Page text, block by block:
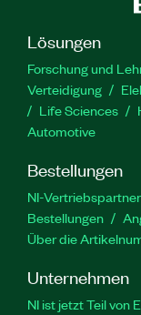
Lösungen
Forschung und
Verteidigung
Life Sciences
Automotive
Bestellungen
NI-Vertriebspartner
Bestellungen
Über die
Unternehmen
NI ist jetzt Teil von